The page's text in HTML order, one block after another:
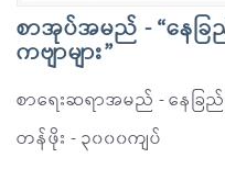
စာအုပ်အမည် - “နေ
ကဗျာများ”
စာရေးဆရာအမည် - နေခြည်မ
တန်ဖိုး - ၃၀၀၀ကျပ်